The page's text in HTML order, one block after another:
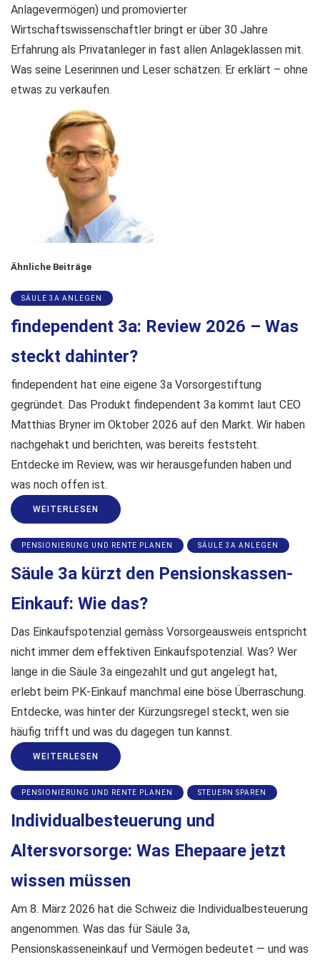
Anlagevermögen) und promovierter
Wirtschaftswissenschaftler bringt er über 30 Jahre
Erfahrung als Privatanleger in fast allen Anlageklassen mit.
Was seine Leserinnen und Leser schätzen: Er erklärt – ohne
etwas zu verkaufen.
Ähnliche Beiträge
SÄULE 3A ANLEGEN
findependent 3a: Review 2026 – Was
steckt dahinter?
findependent hat eine eigene 3a Vorsorgestiftung
gegründet. Das Produkt findependent 3a kommt laut CEO
Matthias Bryner im Oktober 2026 auf den Markt. Wir haben
nachgehakt und berichten, was bereits feststeht.
Entdecke im Review, was wir herausgefunden haben und
was noch offen ist.
WEITERLESEN
PENSIONIERUNG UND RENTE PLANEN SÄULE 3A ANLEGEN
Säule 3a kürzt den Pensionskassen-
Einkauf: Wie das?
Das Einkaufspotenzial gemàss Vorsorgeausweis entspricht
nicht immer dem effektiven Einkaufspotenzial. Was? Wer
lange in die Säule 3a eingezahlt und gut angelegt hat,
erlebt beim PK-Einkauf manchmal eine böse Überraschung.
Entdecke, was hinter der Kürzungsregel steckt, wen sie
häufig trifft und was du dagegen tun kannst.
WEITERLESEN
PENSIONIERUNG UND RENTE PLANEN STEUERN SPAREN
Individualbesteuerung und
Altersvorsorge: Was Ehepaare jetzt
wissen müssen
Am 8. März 2026 hat die Schweiz die Individualbesteuerung
angenommen. Was das für Säule 3a,
Pensionskasseneinkauf und Vermögen bedeutet — und was